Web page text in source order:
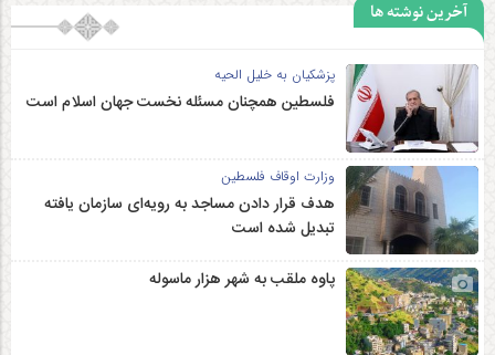
آخرین نوشته ها
پزشکیان به خلیل الحیه
فلسطین همچنان مسئله نخست جهان اسلام است
وزارت اوقاف فلسطین
هدف قرار دادن مساجد به رویه‌ای سازمان‌ یافته
تبدیل شده است
پاوه ملقب به شهر هزار ماسوله